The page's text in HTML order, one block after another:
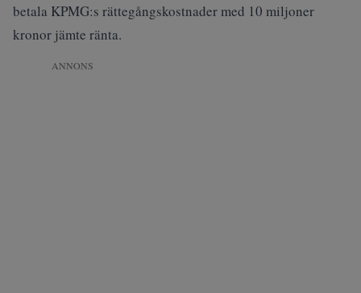
betala KPMG:s rättegångskostnader med 10 miljoner
kronor jämte ränta.
ANNONS